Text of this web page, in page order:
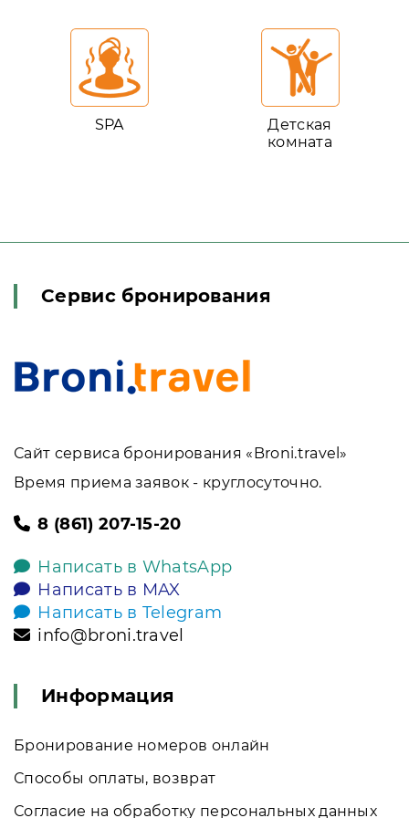
SPA
Детская
комната
Сервис бронирования
Сайт сервиса бронирования «Broni.travel»
Время приема заявок - круглосуточно.
8 (861) 207-15-20
Написать в WhatsApp
Написать в MAX
Написать в Telegram
info@broni.travel
Информация
Бронирование номеров онлайн
Способы оплаты, возврат
Согласие на обработку персональных данных